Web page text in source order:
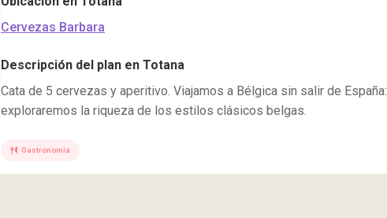
Cervezas Barbara
Descripción del plan en Totana
Cata de 5 cervezas y aperitivo. Viajamos a Bélgica sin salir de España:
exploraremos la riqueza de los estilos clásicos belgas.
Gastronomía